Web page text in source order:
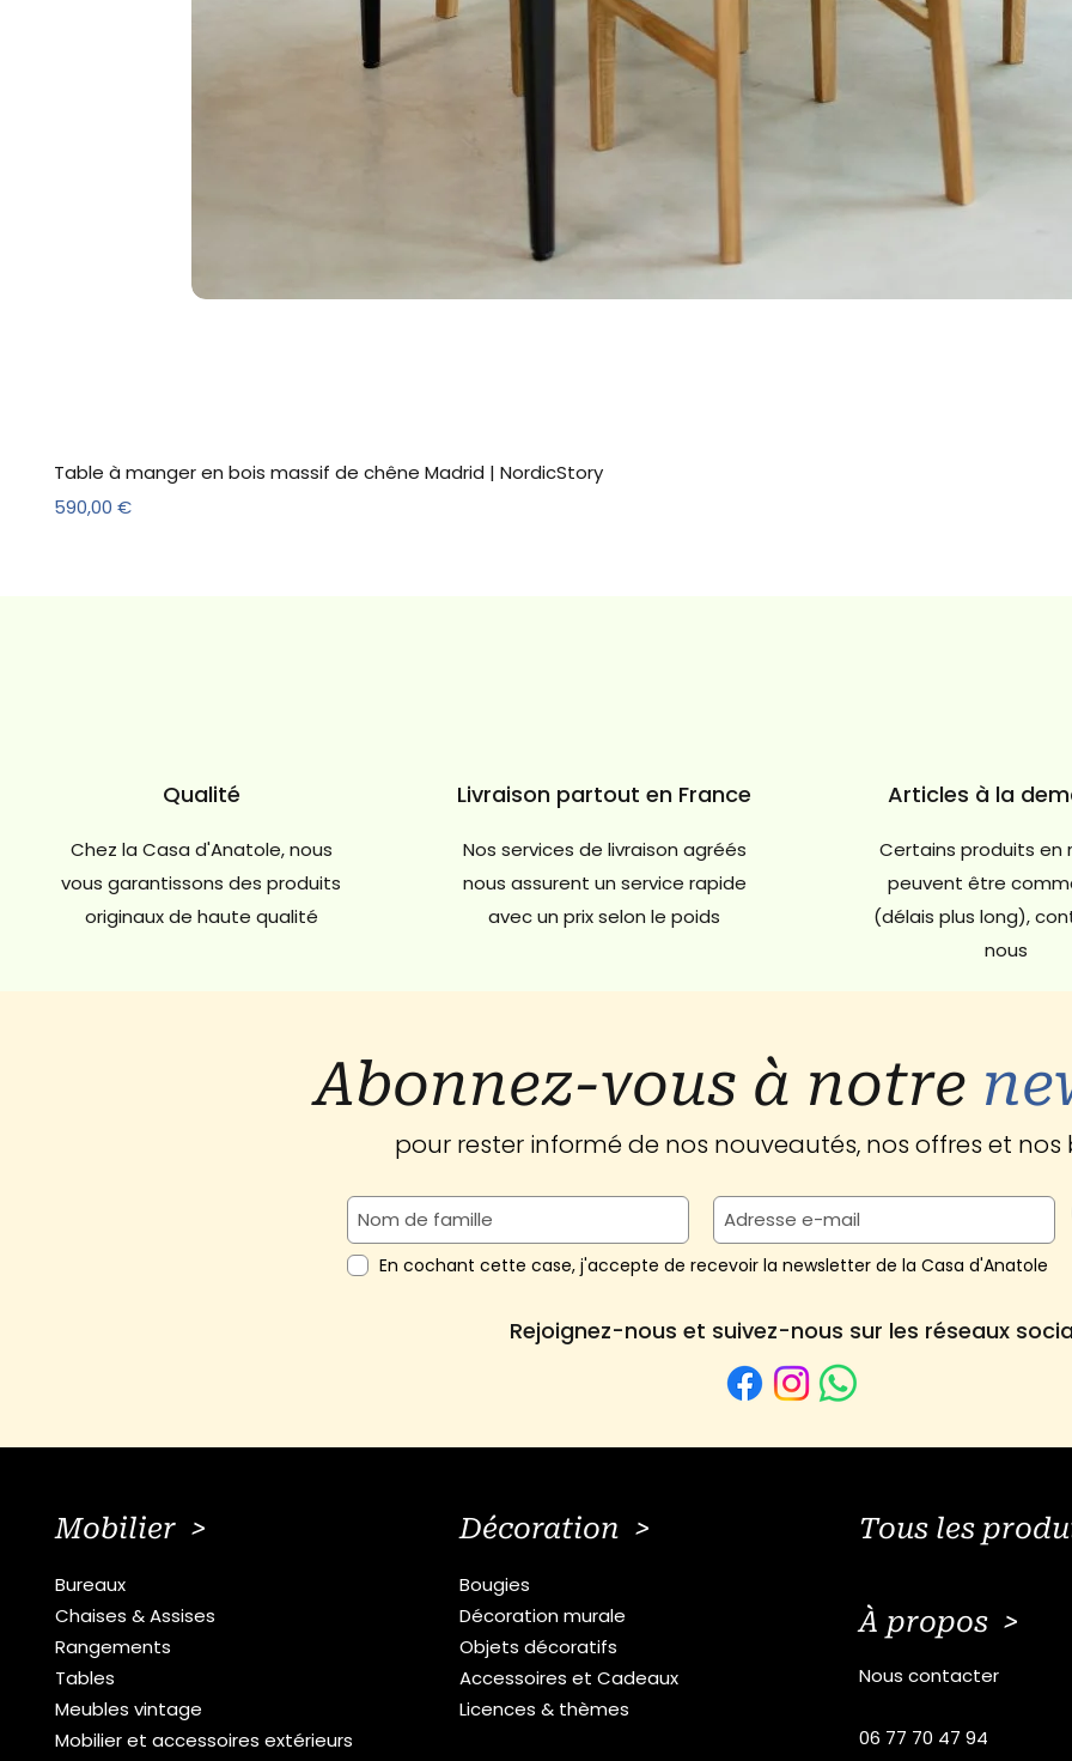
Table à manger en bois massif de chêne Madrid | NordicStory
Prix
590,00 €
Qualité
Chez la Casa d'Anatole, nous
vous garantissons des produits
originaux de haute qualité
Livraison partout en France
Nos services de livraison agréés
nous assurent un service rapide
avec un prix selon le poids
Articles à la
Certains produits en
peuvent être
(délais plus long),
nous
Abonnez-vous à notre
pour rester informé de nos nouveautés, nos offres et nos
En cochant cette case, j'accepte de recevoir la newsletter de la Casa d'Anatole
Rejoignez-nous et suivez-nous sur les réseaux
Mobilier >
Bureaux
Chaises & Assises
Rangements
Tables
Meubles vintage
Mobilier et accessoires extérieurs
Décoration >
Bougies
Décoration murale
Objets décoratifs
Accessoires et Cadeaux
Licences & thèmes
Tous les
À propos >
Nous contacter
06 77 70 47 94